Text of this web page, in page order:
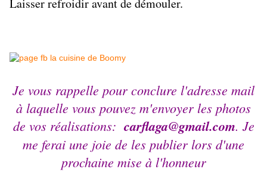
Laisser refroidir avant de démouler.
Je vous rappelle pour conclure l'adresse mail
à laquelle vous pouvez m'envoyer les photos
de vos réalisations: carflaga@gmail.com. Je
me ferai une joie de les publier lors d'une
prochaine mise à l'honneur